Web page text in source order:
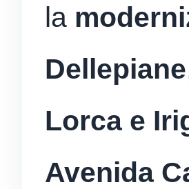
la
Dellepiane
Lorca e
Avenida